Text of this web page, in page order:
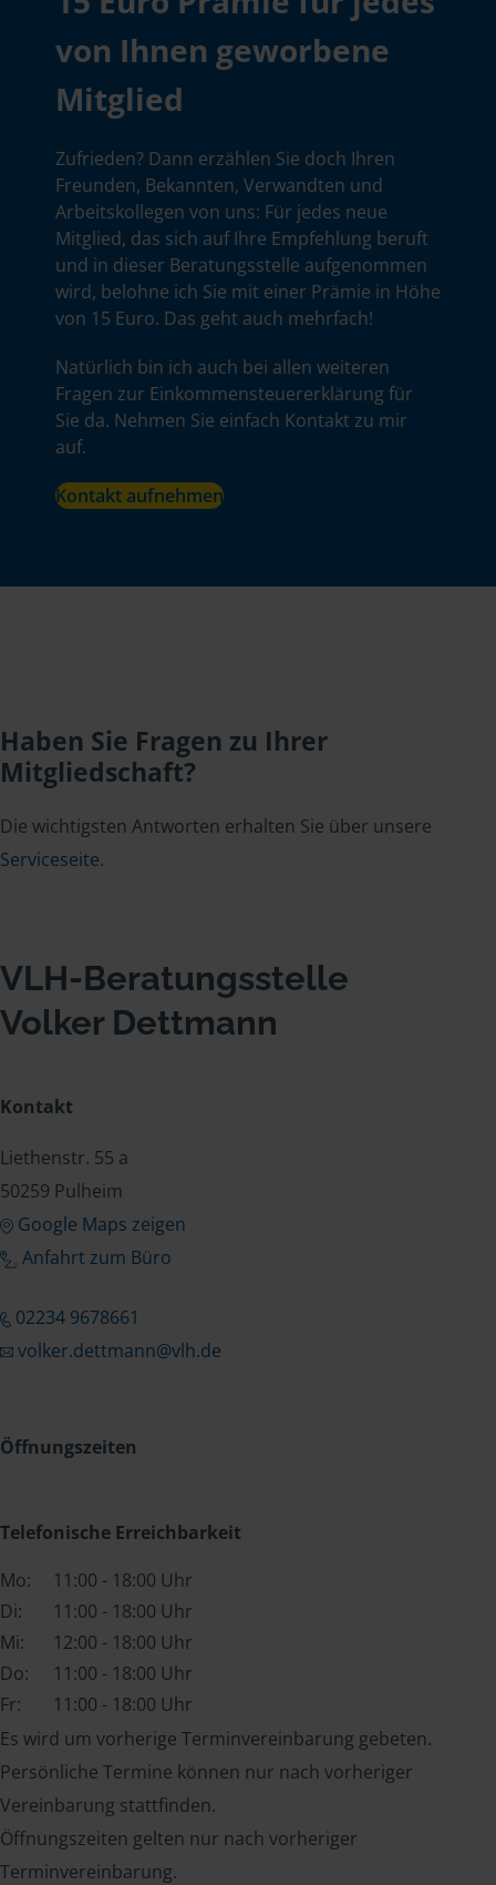
von Ihnen geworbene
Mitglied
Zufrieden? Dann erzählen Sie doch Ihren
Freunden, Bekannten, Verwandten und
Arbeitskollegen von uns: Für jedes neue
Mitglied, das sich auf Ihre Empfehlung beruft
und in dieser Beratungsstelle aufgenommen
wird, belohne ich Sie mit einer Prämie in Höhe
von 15 Euro. Das geht auch mehrfach!
Natürlich bin ich auch bei allen weiteren
Fragen zur Einkommensteuererklärung für
Sie da. Nehmen Sie einfach Kontakt zu mir
auf.
Kontakt aufnehmen
Haben Sie Fragen zu Ihrer
Mitgliedschaft?
Die wichtigsten Antworten erhalten Sie über unsere
Serviceseite.
VLH-Beratungsstelle
Volker Dettmann
Kontakt
Liethenstr. 55 a
50259 Pulheim
Google Maps zeigen
Anfahrt zum Büro
02234 9678661
volker.dettmann@vlh.de
Öffnungszeiten
Telefonische Erreichbarkeit
Mo:
11:00 - 18:00 Uhr
Di:
11:00 - 18:00 Uhr
Mi:
12:00 - 18:00 Uhr
Do:
11:00 - 18:00 Uhr
Fr:
11:00 - 18:00 Uhr
Es wird um vorherige Terminvereinbarung gebeten.
Persönliche Termine können nur nach vorheriger
Vereinbarung stattfinden.
Öffnungszeiten gelten nur nach vorheriger
Terminvereinbarung.